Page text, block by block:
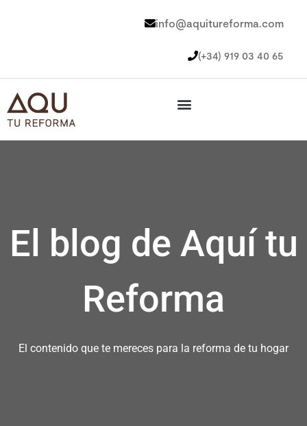
info@aquitureforma.com
(+34) 919 03 40 65
El blog de Aquí tu
Reforma
El contenido que te mereces para la reforma de tu hogar